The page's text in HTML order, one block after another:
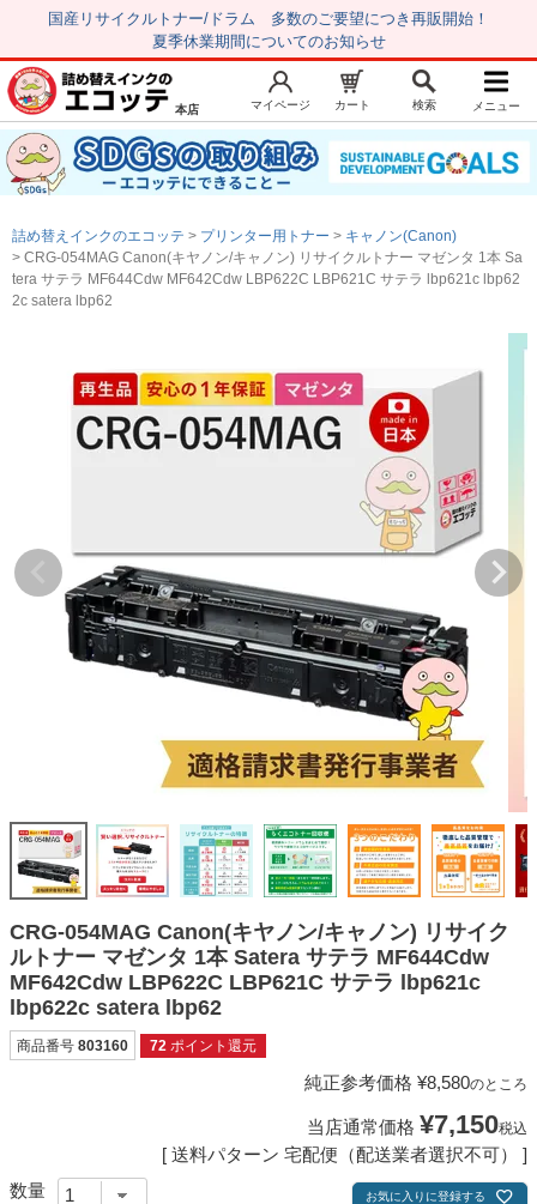
国産リサイクルトナー/ドラム 多数のご要望につき再販開始！
夏季休業期間についてのお知らせ
新規会員登録 マイページ
トップページ お気に入り
注文履歴 レビュー履歴
はじめての方へ
初心者用セット
キャノンインク
詰め替えインク
互換インクボトル
互換インクカートリッジ
再生インクカートリッジ
ご利用ガイド
よくある質問
お問い合わせ
会員専用商品
説明書ダウンロード
本店 マイページ カート 検索 メニュー
詰め替えインクのエコッテ プリンター用トナー
キャノン(Canon)
CRG-054MAG Canon(キヤノン/キャノン) リサイクルトナー マゼンタ 1本 Sa
tera サテラ MF644Cdw MF642Cdw LBP622C LBP621C サテラ lbp621c lbp62
2c satera lbp62
CRG-054MAG Canon(キヤノン/キャノン) リサイク
ルトナー マゼンタ 1本 Satera サテラ MF644Cdw
MF642Cdw LBP622C LBP621C サテラ lbp621c
lbp622c satera lbp62
商品番号 803160 72 ポイント還元
純正参考価格 ¥8,580のところ
当店通常価格 ¥7,150税込
送料パターン 宅配便（配送業者選択不可）
お気に入りに登録する